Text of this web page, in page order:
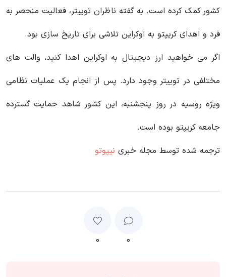
کشور کمک کرده است. به گفته ناظران توییتر، فعالیت منحصر به
فرد و اهدای کریپتو به اوکراین تلاشی برای تاریخ سازی بود.
اگر می خواهید ارز دیجیتال به اوکراین اهدا کنید، والت های
مختلفی در توییتر وجود دارد. پس از انجام یک عملیات نظامی
ویژه روسیه در روز پنجشنبه، این کشور شاهد حمایت گسترده
جامعه کریپتو بوده است.
ترجمه شده توسط مجله خبری نیپوتو
۰ ۰